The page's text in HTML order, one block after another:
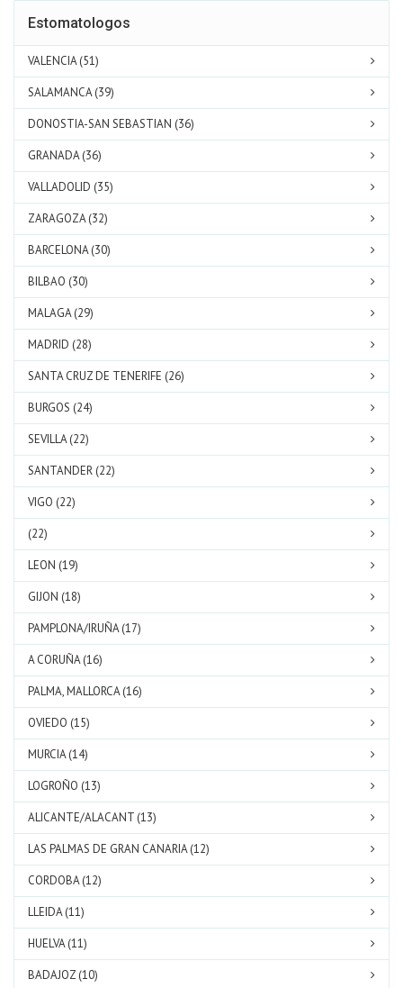
Estomatologos
VALENCIA (51)
SALAMANCA (39)
DONOSTIA-SAN SEBASTIAN (36)
GRANADA (36)
VALLADOLID (35)
ZARAGOZA (32)
BARCELONA (30)
BILBAO (30)
MALAGA (29)
MADRID (28)
SANTA CRUZ DE TENERIFE (26)
BURGOS (24)
SEVILLA (22)
SANTANDER (22)
VIGO (22)
(22)
LEON (19)
GIJON (18)
PAMPLONA/IRUÑA (17)
A CORUÑA (16)
PALMA, MALLORCA (16)
OVIEDO (15)
MURCIA (14)
LOGROÑO (13)
ALICANTE/ALACANT (13)
LAS PALMAS DE GRAN CANARIA (12)
CORDOBA (12)
LLEIDA (11)
HUELVA (11)
BADAJOZ (10)